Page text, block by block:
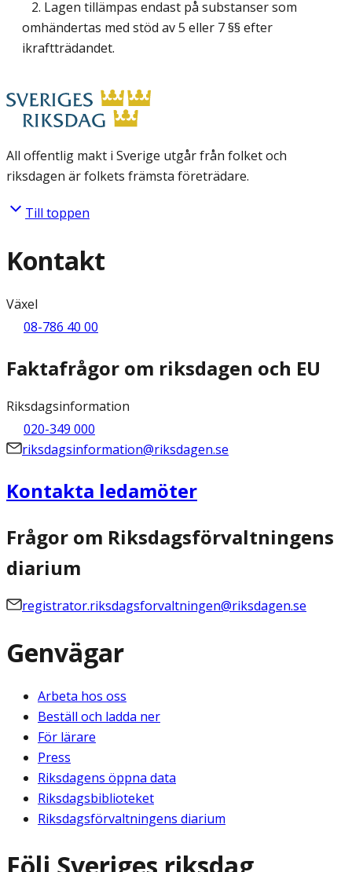
2. Lagen tillämpas endast på substanser som
omhändertas med stöd av 5 eller 7 §§ efter
ikraftträdandet.
All offentlig makt i Sverige utgår från folket och
riksdagen är folkets främsta företrädare.
Till toppen
Kontakt
Växel
08-786 40 00
Faktafrågor om riksdagen och EU
Riksdagsinformation
020-349 000
riksdagsinformation@riksdagen.se
Kontakta ledamöter
Frågor om Riksdagsförvaltningens
diarium
registrator.riksdagsforvaltningen@riksdagen.se
Genvägar
Arbeta hos oss
Beställ och ladda ner
För lärare
Press
Riksdagens öppna data
Riksdagsbiblioteket
Riksdagsförvaltningens diarium